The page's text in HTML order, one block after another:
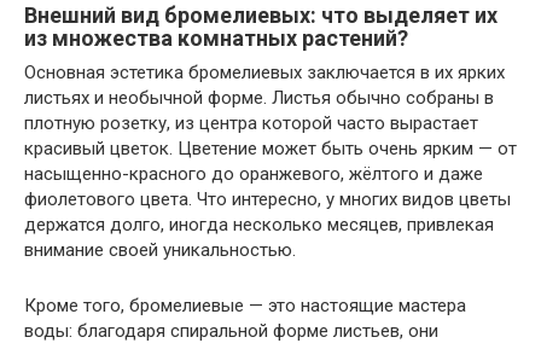
Внешний вид бромелиевых: что выделяет их
из множества комнатных растений?
Основная эстетика бромелиевых заключается в их ярких
листьях и необычной форме. Листья обычно собраны в
плотную розетку, из центра которой часто вырастает
красивый цветок. Цветение может быть очень ярким — от
насыщенно-красного до оранжевого, жёлтого и даже
фиолетового цвета. Что интересно, у многих видов цветы
держатся долго, иногда несколько месяцев, привлекая
внимание своей уникальностью.
Кроме того, бромелиевые — это настоящие мастера
воды: благодаря спиральной форме листьев, они